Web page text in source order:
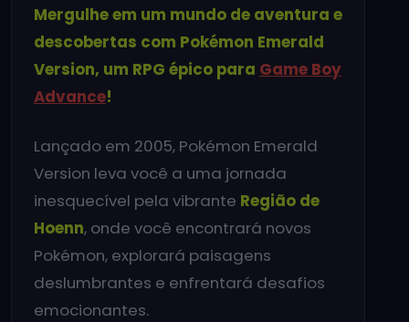
Mergulhe em um mundo de aventura e
descobertas com Pokémon Emerald
Version, um RPG épico para Game Boy
Advance!
Lançado em 2005, Pokémon Emerald
Version leva você a uma jornada
inesquecível pela vibrante Região de
Hoenn, onde você encontrará novos
Pokémon, explorará paisagens
deslumbrantes e enfrentará desafios
emocionantes.